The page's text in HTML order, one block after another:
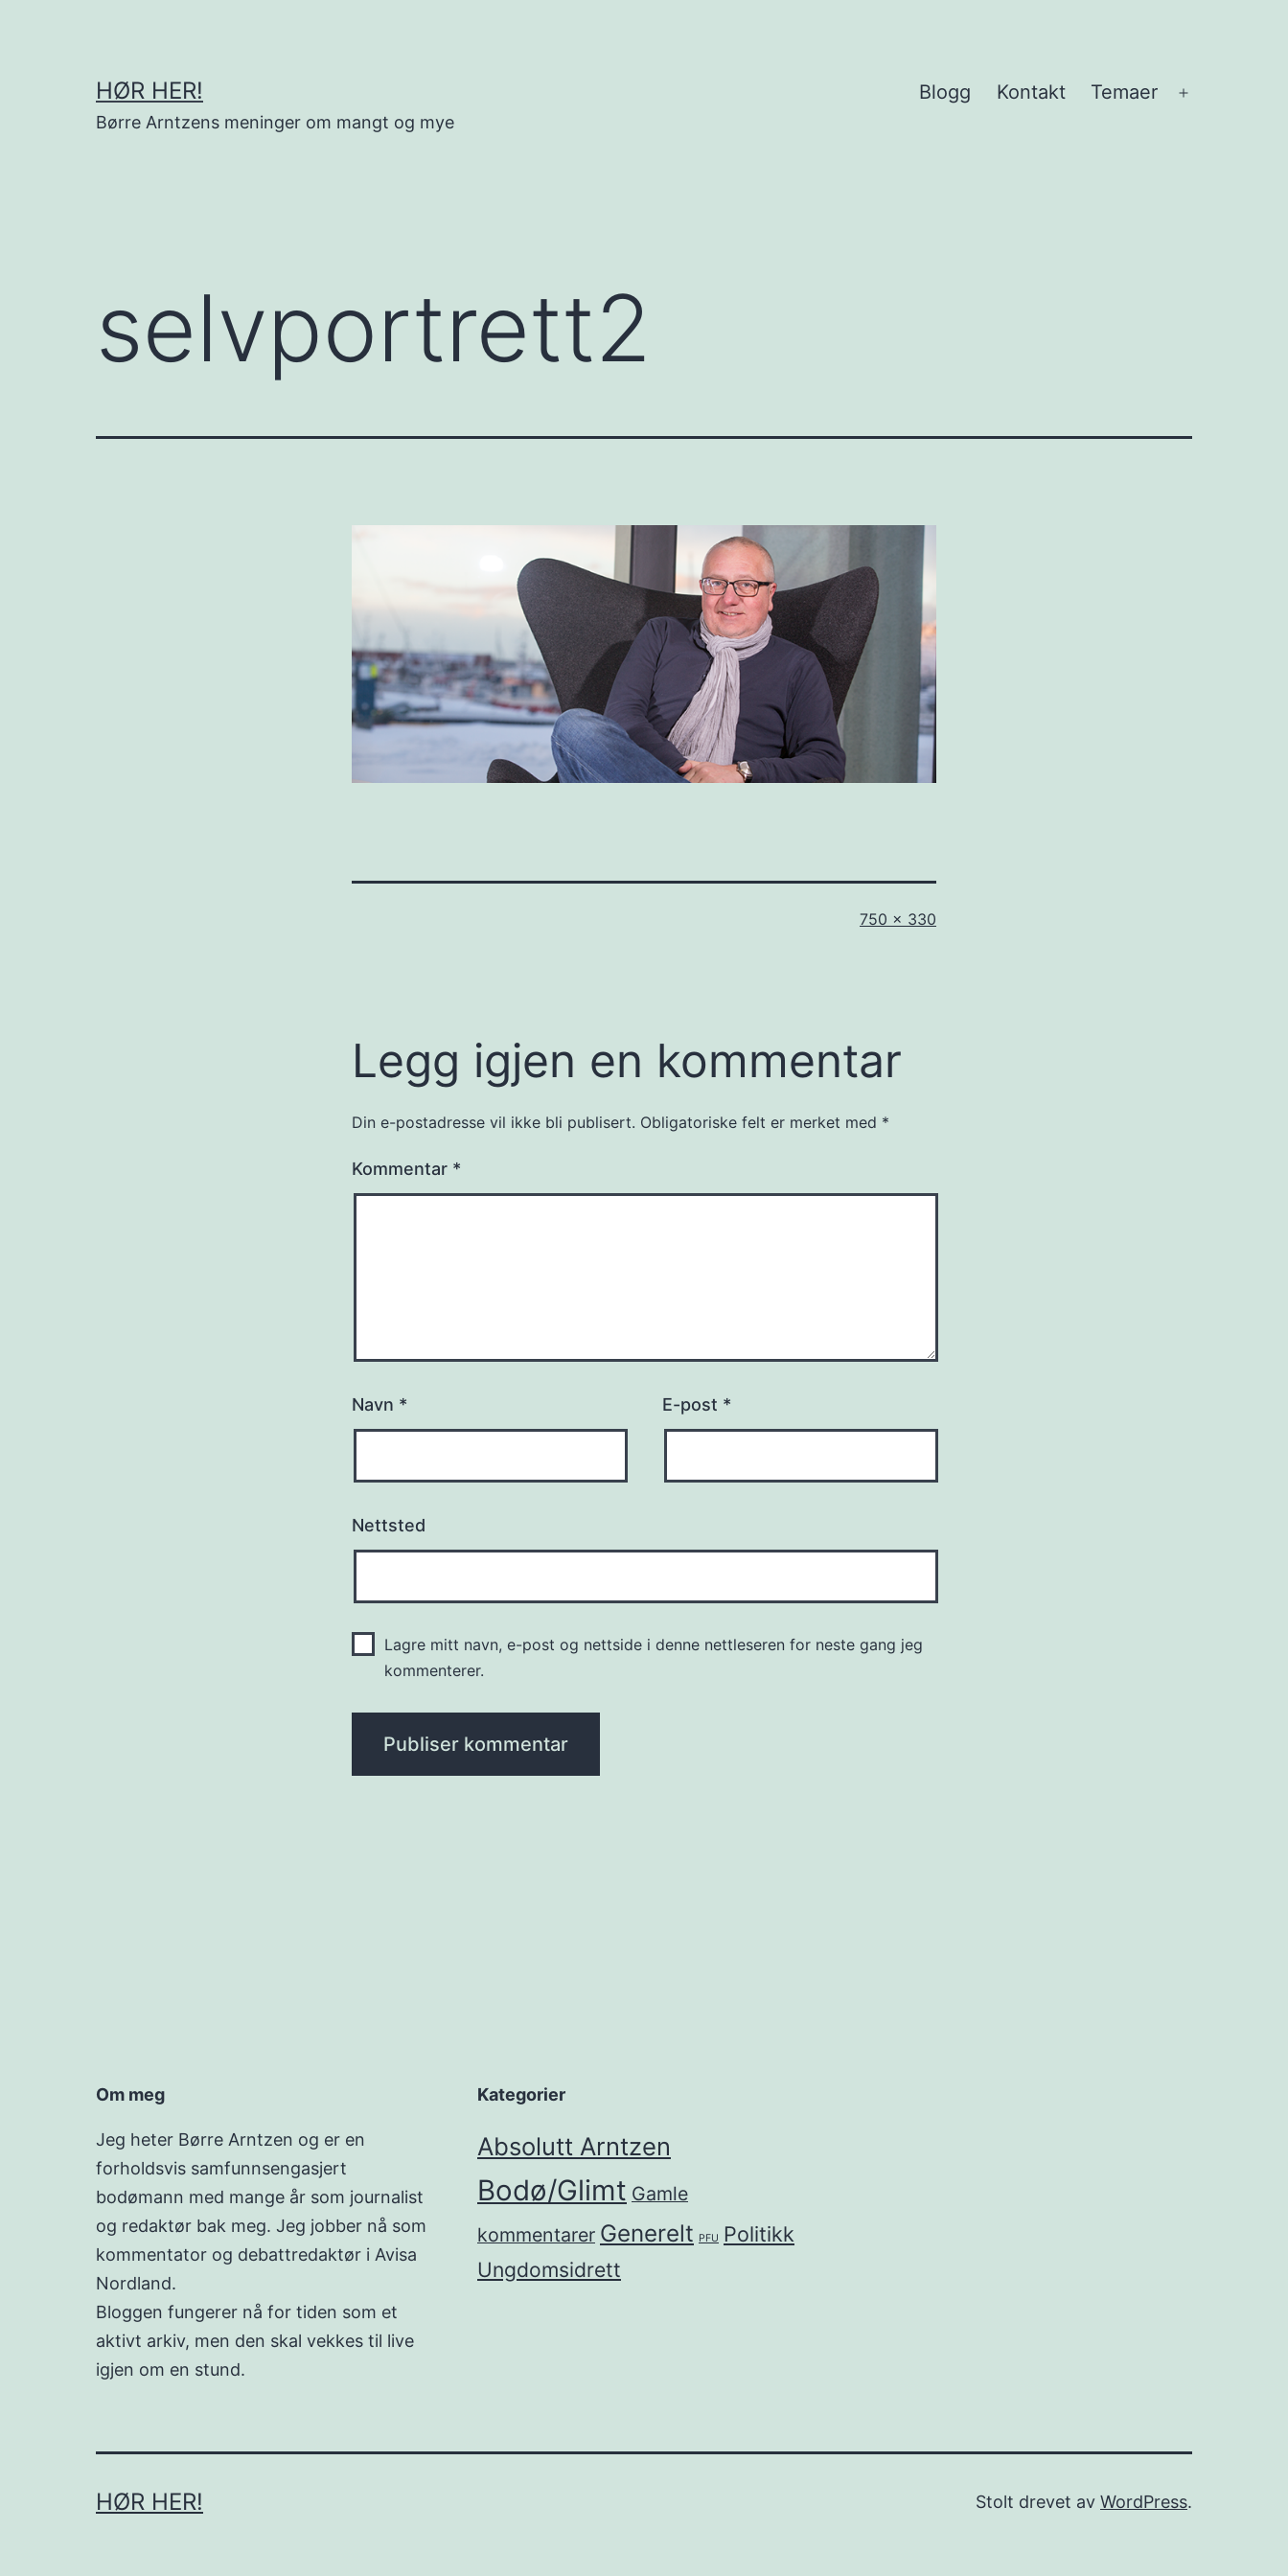
HØR HER!
Børre Arntzens meninger om mangt og mye
Blogg Kontakt Temaer
selvportrett2
Full
750 × 330
Legg igjen en kommentar
Din e-postadresse vil ikke bli publisert. Obligatoriske felt er merket med *
Kommentar *
Navn * E-post *
Nettsted
Lagre mitt navn, e-post og nettside i denne nettleseren for neste gang jeg
kommenterer.
Om meg
Jeg heter Børre Arntzen og er en
forholdsvis samfunnsengasjert
bodømann med mange år som journalist
og redaktør bak meg. Jeg jobber nå som
kommentator og debattredaktør i Avisa
Nordland.
Bloggen fungerer nå for tiden som et
aktivt arkiv, men den skal vekkes til live
igjen om en stund.
Kategorier
Absolutt Arntzen
Bodø/Glimt Gamle
kommentarer Generelt PFU Politikk
Ungdomsidrett
HØR HER! Stolt drevet av WordPress.